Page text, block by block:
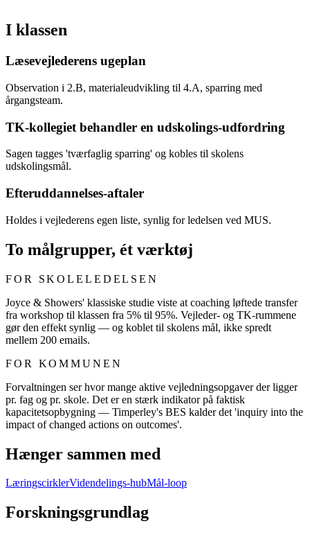
I klassen
Læsevejlederens ugeplan
Observation i 2.B, materialeudvikling til 4.A, sparring med
årgangsteam.
TK-kollegiet behandler en udskolings-udfordring
Sagen tagges 'tværfaglig sparring' og kobles til skolens
udskolingsmål.
Efteruddannelses-aftaler
Holdes i vejlederens egen liste, synlig for ledelsen ved MUS.
To målgrupper, ét værktøj
FOR SKOLELEDELSEN
Joyce & Showers' klassiske studie viste at coaching løftede transfer
fra workshop til klassen fra 5% til 95%. Vejleder- og TK-rummene
gør den effekt synlig — og koblet til skolens mål, ikke spredt
mellem 200 emails.
FOR KOMMUNEN
Forvaltningen ser hvor mange aktive vejledningsopgaver der ligger
pr. fag og pr. skole. Det er en stærk indikator på faktisk
kapacitetsopbygning — Timperley's BES kalder det 'inquiry into the
impact of changed actions on outcomes'.
Hænger sammen med
LæringscirklerVidendelings-hubMål-loop
Forskningsgrundlag